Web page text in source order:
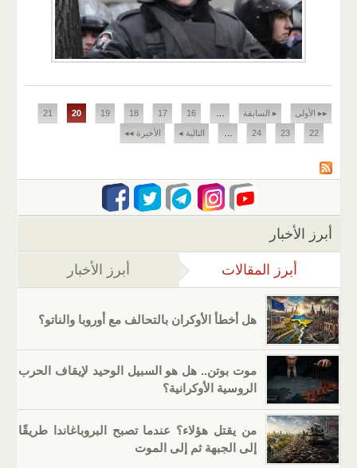
الصفحات
▸▸ الأولى ▸ السابقة 16
17
18
19
20
21
22
23
24 التالية ◂ الأخيرة ◂◂
أبرز الأخبار
أبرز المقالات (علامة التبويب النشطة)
أبرز الأخبار
هل أخطأ الأوكران بالتحالف مع أوروبا والناتو؟
موت بوتن.. هل هو السبيل الوحيد لإيقاف الحرب
الروسية الأوكرانية؟
من يقتل هؤلاء؟ عندما تصبح البروباغاندا طريقًا
إلى الجبهة ثم إلى الموت